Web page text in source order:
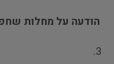
הודעה על מחלות
3.